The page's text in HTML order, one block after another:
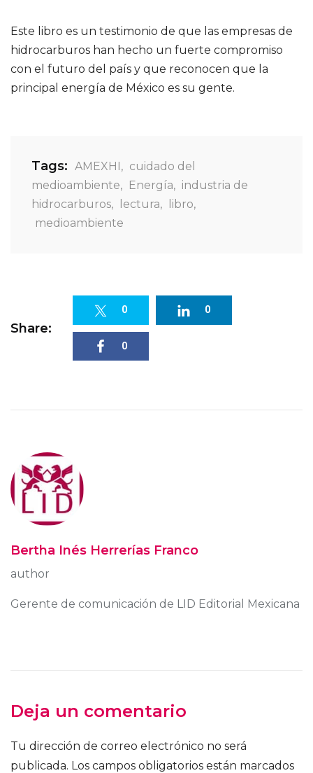
Este libro es un testimonio de que las empresas de
hidrocarburos han hecho un fuerte compromiso
con el futuro del país y que reconocen que la
principal energía de México es su gente.
Tags: AMEXHI , cuidado del
medioambiente, Energía, industria de
hidrocarburos, lectura, libro,
medioambiente
Share:
0 0
0
Bertha Inés Herrerías Franco
author
Gerente de comunicación de LID Editorial Mexicana
Deja un comentario
Tu dirección de correo electrónico no será
publicada. Los campos obligatorios están marcados